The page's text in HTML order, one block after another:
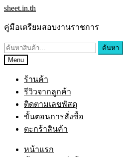
Skip
navigation
Skip
content
sheet.in.th
คู่มือเตรียมสอบงานราชการ
ค้นหา:
ค้นหา
Menu
ร้านค้า
รีวิวจากลูกค้า
ติดตามเลขพัสดุ
ขั้นตอนการสั่งซื้อ
ตะกร้าสินค้า
หน้าแรก